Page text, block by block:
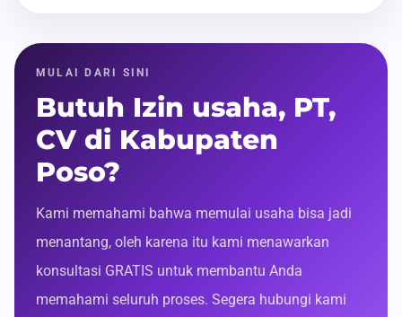
MULAI DARI SINI
Butuh Izin usaha, PT,
CV di Kabupaten
Poso?
Kami memahami bahwa memulai usaha bisa jadi
menantang, oleh karena itu kami menawarkan
konsultasi GRATIS untuk membantu Anda
memahami seluruh proses. Segera hubungi kami